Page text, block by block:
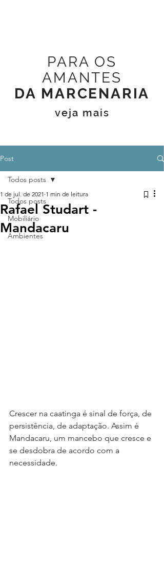
PARA OS
AMANTES
DA MARCENARIA
veja mais
Post
Todos posts
Mobiliário
Ambientes
Todos posts
Rafael Studart -
Mandacaru
1 de jul. de 2021 1 min de leitura
Crescer na caatinga é sinal de força, de
persistência, de adaptação. Assim é
Mandacaru, um mancebo que cresce e
se desdobra de acordo com a
necessidade.